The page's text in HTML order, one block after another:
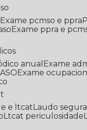
Exame pcmso e ppra
Exame ppra e
anual
Exame
Exame
e ltcat Laudo
Ltcat periculosidade